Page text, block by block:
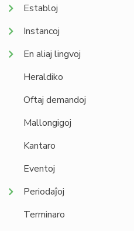
Establoj
Instancoj
En aliaj lingvoj
Heraldiko
Oftaj demandoj
Mallongigoj
Kantaro
Eventoj
Periodaĵoj
Terminaro